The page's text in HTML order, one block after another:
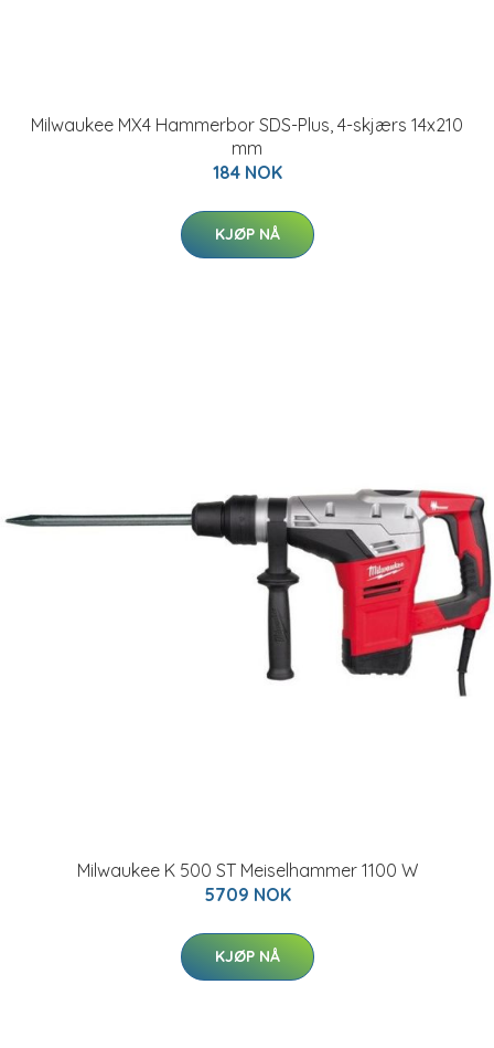
Milwaukee MX4 Hammerbor SDS-Plus, 4-skjærs 14x210
mm
184 NOK
KJØP NÅ
Milwaukee K 500 ST Meiselhammer 1100 W
5709 NOK
KJØP NÅ